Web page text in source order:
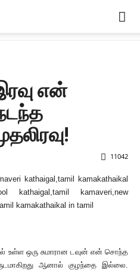
என்
11042
kathaigal,tamil kamakathaikal
kathaigal,tamil kamaveri,new
kamakathaikal in tamil
உள்ள ஒரு சுமாரான டவுன் என் சொந்த
ஆனால் குழந்தை இல்லை.